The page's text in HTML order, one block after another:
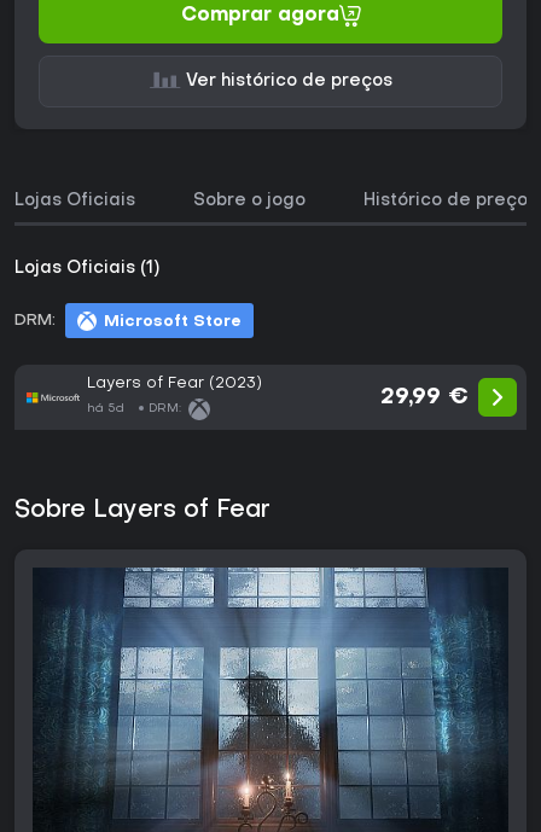
Comprar agora
Ver histórico de preços
Lojas Oficiais Sobre o jogo Histórico de preços
Lojas Oficiais (1)
DRM: Microsoft Store
Layers of Fear (2023)
há 5d DRM:
29,99 €
Sobre Layers of Fear